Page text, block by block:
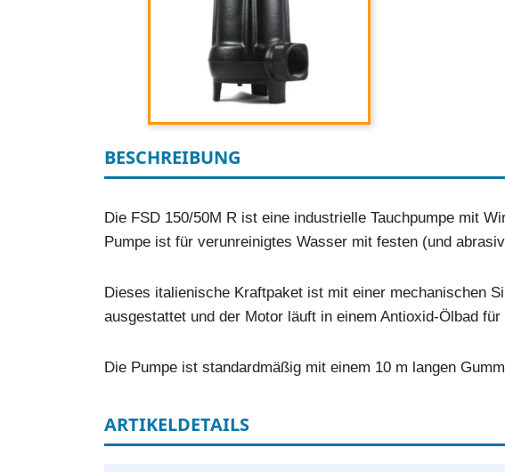
BESCHREIBUNG
Die FSD 150/50M R ist eine industrielle Tauchpumpe mit
Pumpe ist für verunreinigtes Wasser mit festen (und
Dieses italienische Kraftpaket ist mit einer mechanischen
ausgestattet und der Motor läuft in einem Antioxid-Ölbad
Die Pumpe ist standardmäßig mit einem 10 m langen
ARTIKELDETAILS